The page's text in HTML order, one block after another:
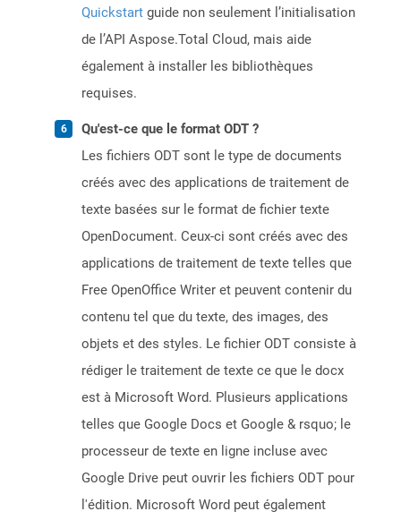
Quickstart guide non seulement l’initialisation
de l’API Aspose.Total Cloud, mais aide
également à installer les bibliothèques
requises.
Qu'est-ce que le format ODT ?
Les fichiers ODT sont le type de documents
créés avec des applications de traitement de
texte basées sur le format de fichier texte
OpenDocument. Ceux-ci sont créés avec des
applications de traitement de texte telles que
Free OpenOffice Writer et peuvent contenir du
contenu tel que du texte, des images, des
objets et des styles. Le fichier ODT consiste à
rédiger le traitement de texte ce que le docx
est à Microsoft Word. Plusieurs applications
telles que Google Docs et Google & rsquo; le
processeur de texte en ligne incluse avec
Google Drive peut ouvrir les fichiers ODT pour
l'édition. Microsoft Word peut également